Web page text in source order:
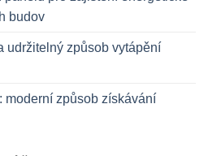
budov
udržitelný způsob vytápění
moderní způsob získávání